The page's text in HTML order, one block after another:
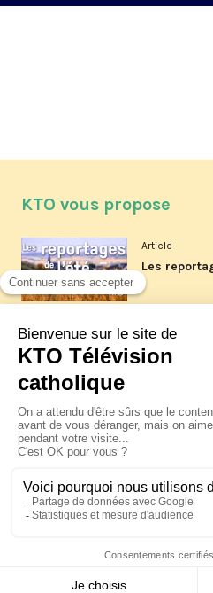
KTO vous propose
Article
Les
Article
La visite
XIV à
Article
Le pape